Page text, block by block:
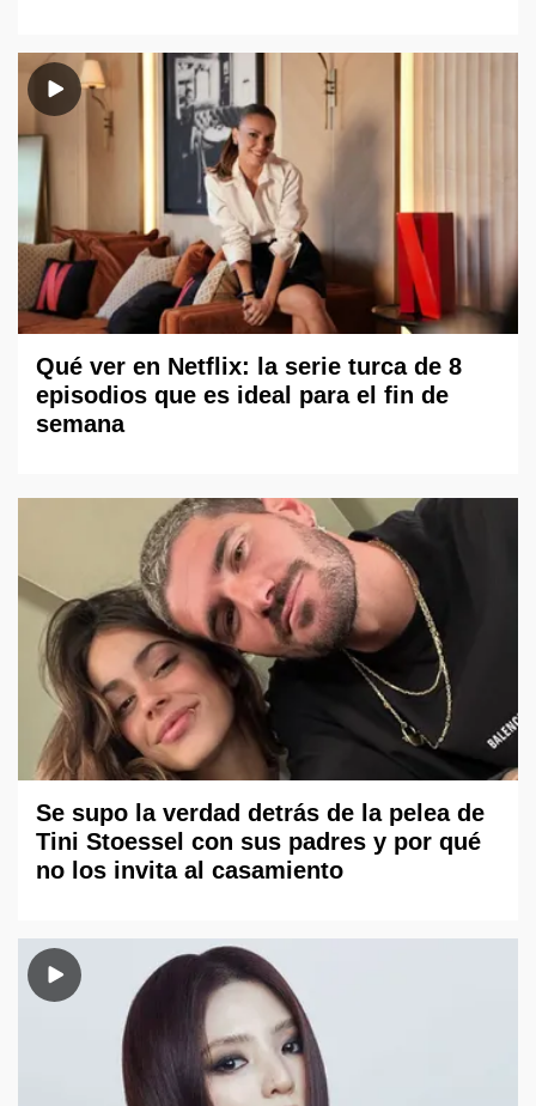
Qué ver en Netflix: la serie turca de 8
episodios que es ideal para el fin de
semana
Se supo la verdad detrás de la pelea de
Tini Stoessel con sus padres y por qué
no los invita al casamiento